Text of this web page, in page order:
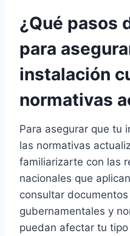
¿Qué pasos
para
instalación
normativas
Para asegurar que tu
las normativas
familiarizarte con las
nacionales que
consultar
gubernamentales y
puedan afectar tu